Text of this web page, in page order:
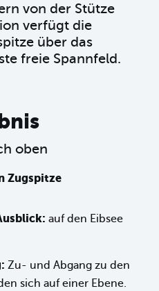
von der Stütze
verfügt die
über das
freie Spannfeld.
oben
Zugspitze
auf den Eibsee
Zu- und Abgang zu den
sich auf einer Ebene.